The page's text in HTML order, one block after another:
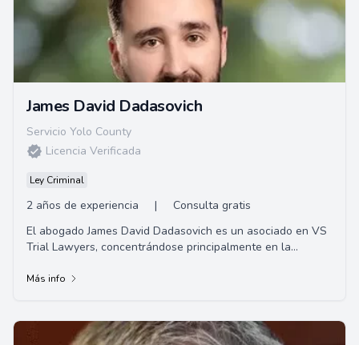
James David Dadasovich
Servicio Yolo County
Licencia Verificada
Ley Criminal
2 años de experiencia |
Consulta gratis
El abogado James David Dadasovich es un asociado en VS
Trial Lawyers, concentrándose principalmente en la
Más info